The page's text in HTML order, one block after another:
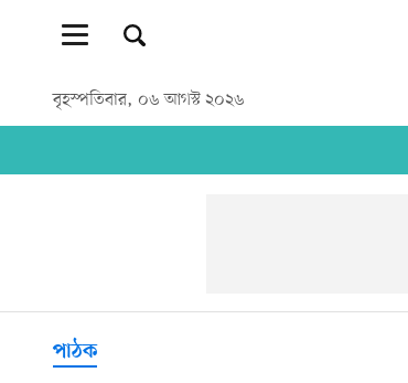
বৃহস্পতিবার, ০৬ আগস্ট ২০২৬
পাঠক